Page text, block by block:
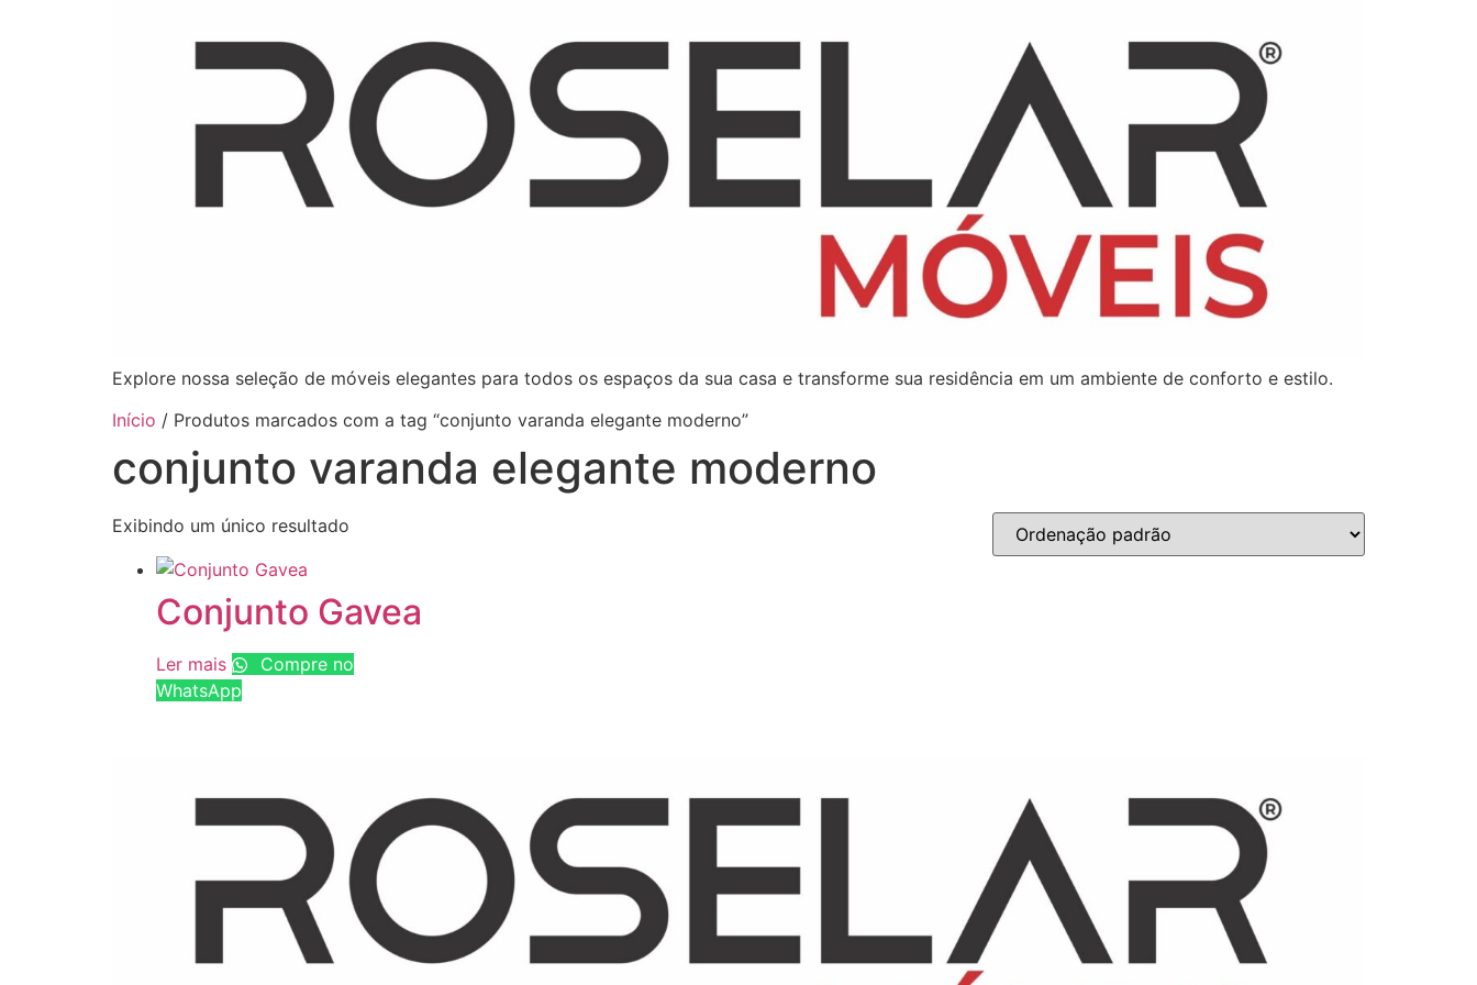
Explore nossa seleção de móveis elegantes para todos os espaços da sua casa e transforme sua residência em um ambiente de conforto e estilo.
Início / Produtos marcados com a tag “conjunto varanda elegante moderno”
conjunto varanda elegante moderno
Exibindo um único resultado
Conjunto Gavea
Ler mais
Compre no
WhatsApp